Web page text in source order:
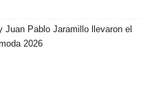
Pablo Jaramillo llevaron el
2026